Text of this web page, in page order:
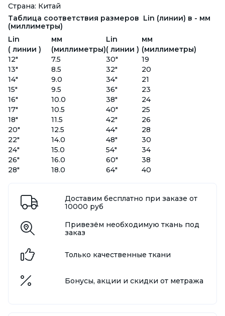
Страна: Китай
Таблица соответствия размеров Lin (линии) в - мм
(миллиметры)
Lin
мм Lin
мм
( линии )
(миллиметры)( линии ) (миллиметры)
12"
7.5 30"
19
13"
8.5 32"
20
14"
9.0 34"
21
15"
9.5 36"
23
16"
10.0 38"
24
17"
10.5 40"
25
18"
11.5 42"
26
20"
12.5 44"
28
22"
14.0 48"
30
24"
15.0 54"
34
26"
16.0 60"
38
28"
18.0 64" 40
Доставим бесплатно при заказе от
10000 руб
Привезём необходимую ткань под
заказ
Только качественные ткани
Бонусы, акции и скидки от метража